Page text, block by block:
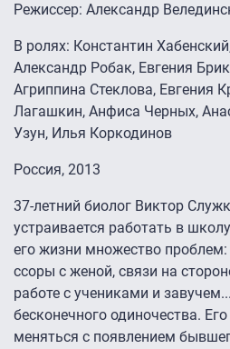
Режиссер: Александр
В ролях: Константин
Александр Робак, Евгения
Агриппина Стеклова, Евгения
Лагашкин, Анфиса Черных,
Узун, Илья Коркодинов
Россия, 2013
37-летний биолог Виктор
устраивается работать в
его жизни множество проблем:
ссоры с женой, связи на
работе с учениками и
бесконечного одиночества.
меняться с появлением